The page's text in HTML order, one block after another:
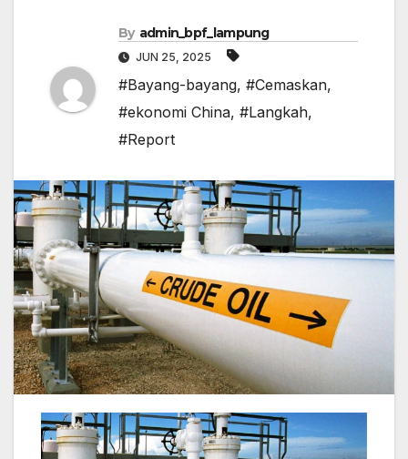
By admin_bpf_lampung
JUN 25, 2025
#Bayang-bayang, #Cemaskan,
#ekonomi China, #Langkah,
#Report